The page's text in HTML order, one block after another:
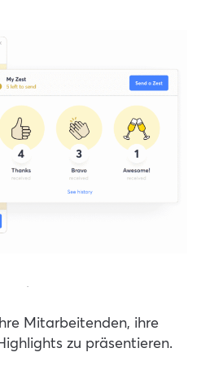
Mitarbeitenden, ihre
zu präsentieren.